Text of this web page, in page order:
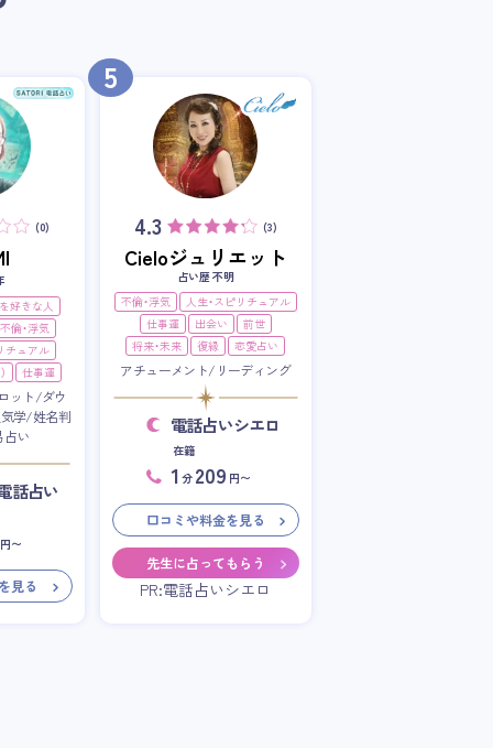
(0)
好きな人
不倫・浮気
チュアル
仕事運
ット/ダウ
学/姓名判
い
話占い
円〜
見る
5
4.3 (3)
Cieloジュリエット
占い歴 不明
不倫・浮気
人生・スピリチュアル
仕事運
出会い
前世
将来・未来
復縁 恋愛占い
アチューメント/リーディング
電話占いシエロ
在籍
1 分 209 円〜
口コミや料金を見る
先生に占ってもらう
PR:電話占いシエロ